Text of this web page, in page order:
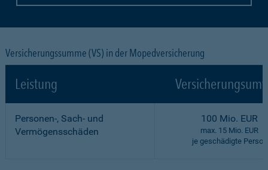
Versicherungssumme (VS) in der Mopedversicherung
Leistung
Personen-, Sach- und
Vermögensschäden
100 Mio. EUR
max. 15 Mio. EUR
je geschädigte Person